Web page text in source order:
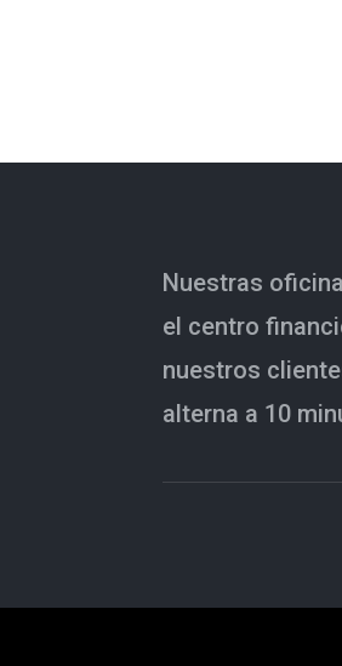
Nuestras
el centro
nuestros
alterna a 10